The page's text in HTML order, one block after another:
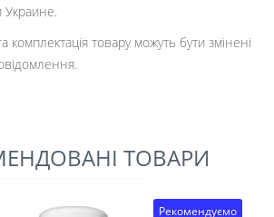
Украине.
комплектація товару можуть бути змінені
ТОВАРИ
Рекомендуємо